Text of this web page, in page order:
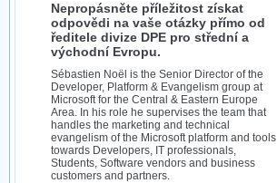
Nepropásněte příležitost získat
odpovědi na vaše otázky přímo od
ředitele divize DPE pro střední a
východní Evropu.
Sébastien Noël is the Senior Director of the
Developer, Platform & Evangelism group at
Microsoft for the Central & Eastern Europe
Area. In his role he supervises the team that
handles the marketing and technical
evangelism of the Microsoft platform and tools
towards Developers, IT professionals,
Students, Software vendors and business
customers and partners.